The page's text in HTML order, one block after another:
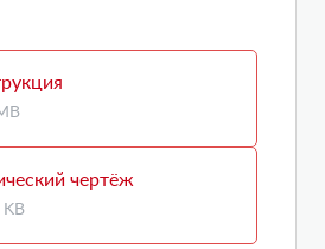
чертёж
KB